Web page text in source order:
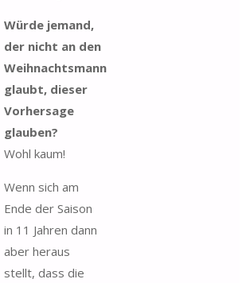
Würde jemand,
der nicht an den
Weihnachtsmann
glaubt, dieser
Vorhersage
glauben?
Wohl kaum!
Wenn sich am
Ende der Saison
in 11 Jahren dann
aber heraus
stellt, dass die